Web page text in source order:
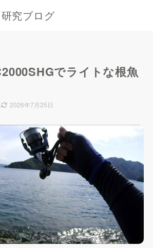
究ブログ
でライトな根魚
2026年7月25日